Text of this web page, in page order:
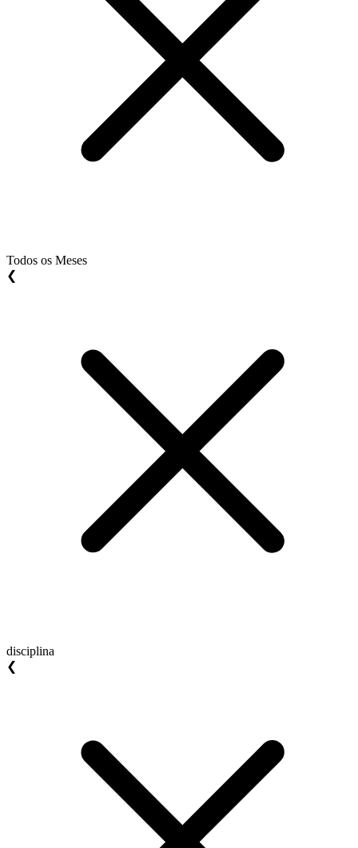
Todos os Meses
❮
disciplina
❮